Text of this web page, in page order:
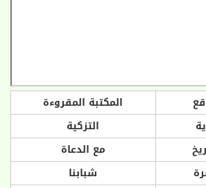
المكتبة المقروءة
التزكية
مع الدعاة
شبابنا